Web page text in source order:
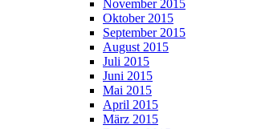
November 2015
Oktober 2015
September 2015
August 2015
Juli 2015
Juni 2015
Mai 2015
April 2015
März 2015